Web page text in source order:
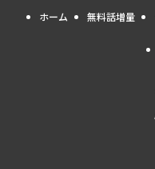
ホーム 無料話増量